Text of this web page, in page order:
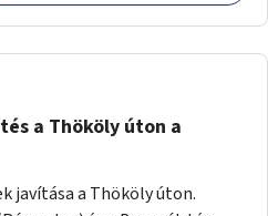
a Thököly úton a
javítása a Thököly úton.